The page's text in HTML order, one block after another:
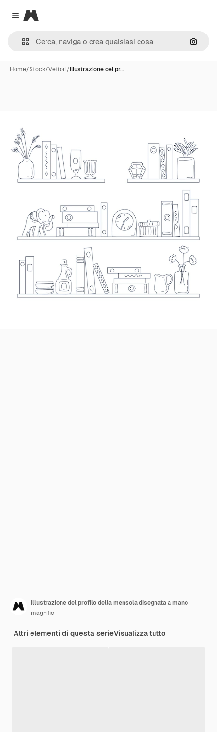
Close menu
Magnific
Cerca
Home/Stock/Vettori/Illustrazione del pr…
Illustrazione del profilo della mensola disegnata a mano
magnific
Altri elementi di questa serieVisualizza tutto